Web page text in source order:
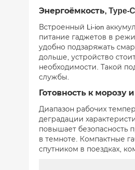
Энергоёмкость, Type-
Встроенный Li-ion
питание гаджетов в
удобно подзаряжать
дольше, устройство
необходимости. Такой
службы.
Готовность к
Диапазон рабочих
деградации
повышает безопасность
в темноте. Компактные
спутником в поездках,